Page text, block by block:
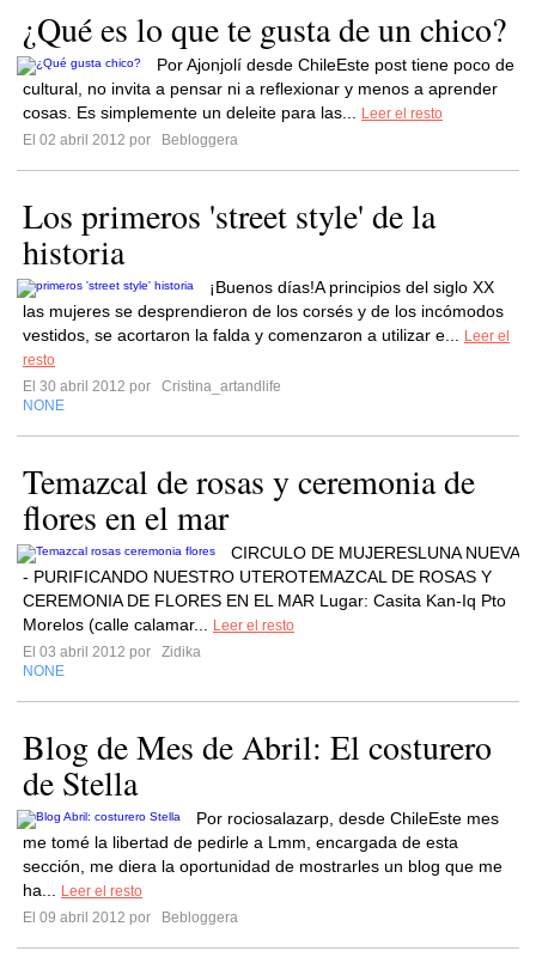
¿Qué es lo que te gusta de un chico?
Por Ajonjolí desde ChileEste post tiene poco de
cultural, no invita a pensar ni a reflexionar y menos a aprender
cosas. Es simplemente un deleite para las...
Leer el resto
El 02 abril 2012 por
Bebloggera
Los primeros 'street style' de la
historia
¡Buenos días!A principios del siglo XX
las mujeres se desprendieron de los corsés y de los incómodos
vestidos, se acortaron la falda y comenzaron a utilizar e...
Leer el
resto
El 30 abril 2012 por
Cristina_artandlife
NONE
Temazcal de rosas y ceremonia de
flores en el mar
CIRCULO DE MUJERESLUNA NUEVA
- PURIFICANDO NUESTRO UTEROTEMAZCAL DE ROSAS Y
CEREMONIA DE FLORES EN EL MAR Lugar: Casita Kan-Iq Pto
Morelos (calle calamar...
Leer el resto
El 03 abril 2012 por
Zidika
NONE
Blog de Mes de Abril: El costurero
de Stella
Por rociosalazarp, desde ChileEste mes
me tomé la libertad de pedirle a Lmm, encargada de esta
sección, me diera la oportunidad de mostrarles un blog que me
ha...
Leer el resto
El 09 abril 2012 por
Bebloggera